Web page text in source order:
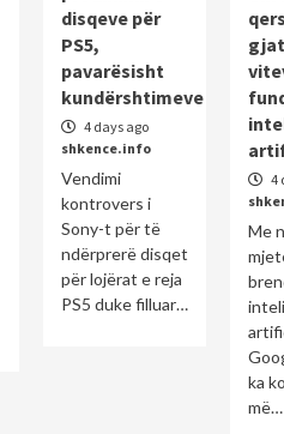
disqeve për
PS5,
pavarësisht
kundërshtimeve
4 days ago
shkence.info
Vendimi
kontrovers i
Sony-t për të
ndërprerë disqet
për lojërat e reja
PS5 duke filluar…
4
Me
ka
më…